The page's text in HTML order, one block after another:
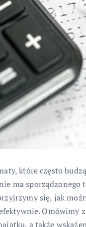
które często
ma
się, jak
Omówimy
a także